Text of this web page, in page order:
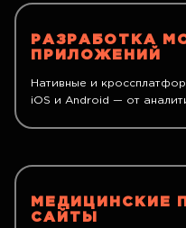
РАЗРАБОТКА
ПРИЛОЖЕНИЙ
Нативные и
iOS и Android — от
МЕДИЦИНСКИЕ
САЙТЫ